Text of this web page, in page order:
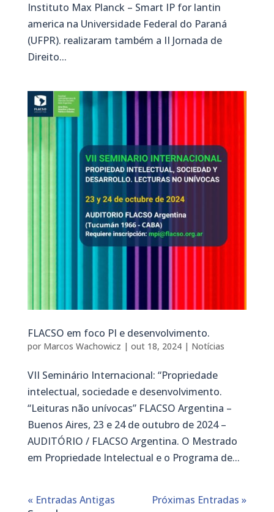
Instituto Max Planck – Smart IP for lantin
america na Universidade Federal do Paraná
(UFPR). realizaram também a II Jornada de
Direito...
FLACSO em foco PI e desenvolvimento.
por Marcos Wachowicz | out 18, 2024| Notícias
VII Seminário Internacional: “Propriedade
intelectual, sociedade e desenvolvimento.
“Leituras não unívocas” FLACSO Argentina –
Buenos Aires, 23 e 24 de outubro de 2024 –
AUDITÓRIO / FLACSO Argentina. O Mestrado
em Propriedade Intelectual e o Programa de...
« Entradas Antigas Próximas Entradas »